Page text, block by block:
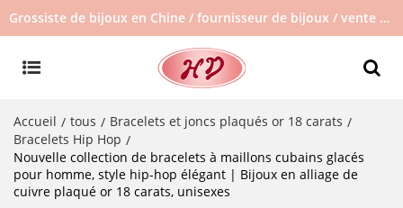
Grossiste de bijoux en Chine / fournisseur de bijoux / vente de bijoux en stock / pas de bijoux d'occasion
Accueil / tous / Bracelets et joncs plaqués or 18 carats /
Bracelets Hip Hop /
Nouvelle collection de bracelets à maillons cubains glacés
pour homme, style hip-hop élégant | Bijoux en alliage de
cuivre plaqué or 18 carats, unisexes